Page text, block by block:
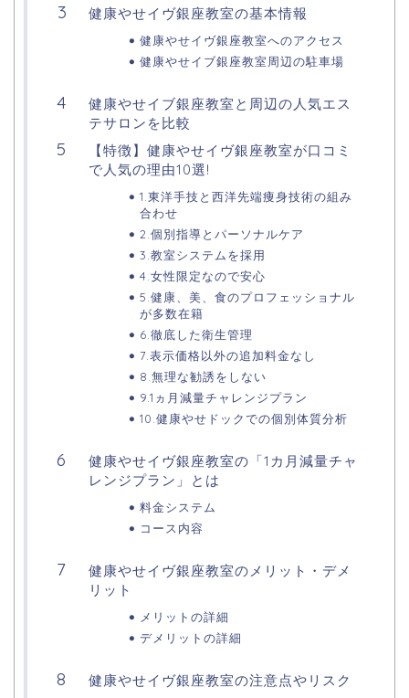
健康やせイヴ銀座教室の基本情報
健康やせイヴ銀座教室へのアクセス
健康やせイブ銀座教室周辺の駐車場
健康やせイブ銀座教室と周辺の人気エス
テサロンを比較
【特徴】健康やせイヴ銀座教室が口コミ
で人気の理由10選!
1.東洋手技と西洋先端痩身技術の組み
合わせ
2.個別指導とパーソナルケア
3.教室システムを採用
4.女性限定なので安心
5.健康、美、食のプロフェッショナル
が多数在籍
6.徹底した衛生管理
7.表示価格以外の追加料金なし
8.無理な勧誘をしない
9.1ヵ月減量チャレンジプラン
10.健康やせドックでの個別体質分析
健康やせイヴ銀座教室の「1カ月減量チャ
レンジプラン」とは
料金システム
コース内容
健康やせイヴ銀座教室のメリット・デメ
リット
メリットの詳細
デメリットの詳細
健康やせイヴ銀座教室の注意点やリスク